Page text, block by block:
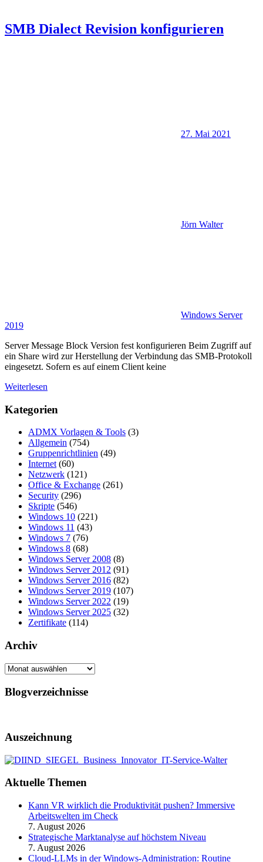
SMB Dialect Revision konfigurieren
27. Mai 2021
Jörn Walter
Windows Server
2019
Server Message Block Version fest konfigurieren Beim Zugriff auf
ein Share wird zur Herstellung der Verbindung das SMB-Protokoll
eingesetzt. Sofern es auf einem Client keine
Weiterlesen
Kategorien
ADMX Vorlagen & Tools (3)
Allgemein (754)
Gruppenrichtlinien (49)
Internet(60)
Netzwerk (121)
Office & Exchange (261)
Security (296)
Skripte (546)
Windows 10 (221)
Windows 11 (43)
Windows 7 (76)
Windows 8 (68)
Windows Server 2008 (8)
Windows Server 2012 (91)
Windows Server 2016 (82)
Windows Server 2019 (107)
Windows Server 2022 (19)
Windows Server 2025 (32)
Zertifikate (114)
Archiv
Archiv
Blogverzeichnisse
Auszeichnung
Aktuelle Themen
Kann VR wirklich die Produktivität pushen? Immersive
Arbeitswelten im Check
7. August 2026
Strategische Marktanalyse auf höchstem Niveau
7. August 2026
Cloud-LLMs in der Windows-Administration: Routine